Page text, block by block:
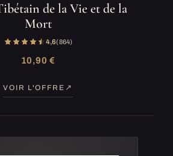
de la Vie et de la
Mort
4,6(864)
10,90 €
VOIR L'OFFRE